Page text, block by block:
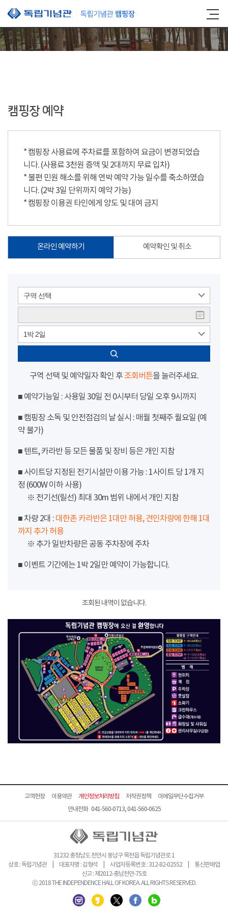
본문 바로가기
캠핑장 예약
* 캠핑장 사용료에 주차료를 포함하여 요금이 변경되었습
니다. (사용료 3천원 증액 및 2대까지 무료 입차)
* 불편 민원 해소를 위해 연박 예약 가능 일수를 축소하였습
니다. (2박 3일 단위까지 예약 가능)
* 캠핑장 이용권 타인에게 양도 및 대여 금지
온라인 예약하기 예약확인 및 취소
구역 선택
1박 2일
구역 선택 및 예약일자 확인 후 조회버튼을 눌러주세요.
■ 예약가능일 : 사용일 30일 전 0시부터 당일 오후 9시까지
■ 캠핑장 소독 및 안전점검의 날 실시 : 매월 첫째주 월요일 (예
약 불가)
■ 텐트, 카라반 등 모든 물품 및 장비 등은 개인 지참
■ 사이트당 지정된 전기시설만 이용 가능 : 1사이트 당 1개 지
정 (600W 이하 사용)
※ 전기선(릴선) 최대 30m 범위 내에서 개인 지참
■ 차량 2대 : 대한존 카라반은 1대만 허용, 견인차량에 한해 1대
까지 추가 허용
※ 추가 일반차량은 공동 주차장에 주차
■ 이벤트 기간에는 1박 2일만 예약이 가능합니다.
조회된 내역이 없습니다.
고객헌장 이용약관 개인정보처리방침 저작권정책
이메일무단수집거부
안내전화 041-560-0713, 041-560-0625
31232 충청남도 천안시 동남구 목천읍 독립기념관로 1
상호 : 독립기념관 | 대표자명 : 김형석 | 사업자등록번호 : 312-82-02552 | 통신판매업
신고 : 제2012-충남천안-75호
ⓒ 2018 THE INDEPENDENCE HALL OF KOREA. ALL RIGHTS RESERVED.